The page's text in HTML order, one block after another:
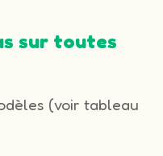
sur toutes
(voir tableau